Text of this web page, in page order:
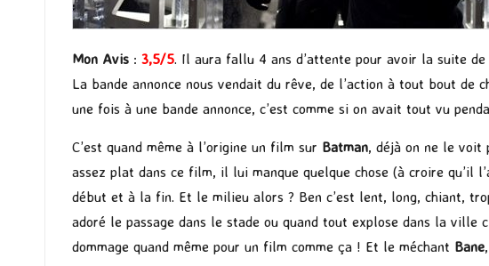
Mon Avis : 3,5/5. Il aura fallu 4 ans d’attente pour avoir la suite de
La bande annonce nous vendait du rêve, de l’action à tout bout
une fois à une bande annonce, c’est comme si on avait tout vu
C’est quand même à l’origine un film sur Batman, déjà on ne le voit
assez plat dans ce film, il lui manque quelque chose (à croire qu’il
début et à la fin. Et le milieu alors ? Ben c’est lent, long, chiant,
adoré le passage dans le stade ou quand tout explose dans la ville
dommage quand même pour un film comme ça ! Et le méchant Bane